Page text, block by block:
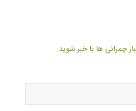
چمرانی ها با خبر شوید: